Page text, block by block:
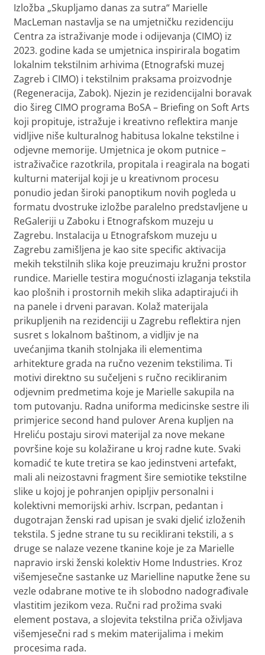
Izložba „Skupljamo danas za sutra“ Marielle
MacLeman nastavlja se na umjetničku rezidenciju
Centra za istraživanje mode i odijevanja (CIMO) iz
2023. godine kada se umjetnica inspirirala bogatim
lokalnim tekstilnim arhivima (Etnografski muzej
Zagreb i CIMO) i tekstilnim praksama proizvodnje
(Regeneracija, Zabok). Njezin je rezidencijalni boravak
dio šireg CIMO programa BoSA – Briefing on Soft Arts
koji propituje, istražuje i kreativno reflektira manje
vidljive niše kulturalnog habitusa lokalne tekstilne i
odjevne memorije. Umjetnica je okom putnice –
istraživačice razotkrila, propitala i reagirala na bogati
kulturni materijal koji je u kreativnom procesu
ponudio jedan široki panoptikum novih pogleda u
formatu dvostruke izložbe paralelno predstavljene u
ReGaleriji u Zaboku i Etnografskom muzeju u
Zagrebu. Instalacija u Etnografskom muzeju u
Zagrebu zamišljena je kao site specific aktivacija
mekih tekstilnih slika koje preuzimaju kružni prostor
rundice. Marielle testira mogućnosti izlaganja tekstila
kao plošnih i prostornih mekih slika adaptirajući ih
na panele i drveni paravan. Kolaž materijala
prikupljenih na rezidenciji u Zagrebu reflektira njen
susret s lokalnom baštinom, a vidljiv je na
uvećanjima tkanih stolnjaka ili elementima
arhitekture grada na ručno vezenim tekstilima. Ti
motivi direktno su sučeljeni s ručno recikliranim
odjevnim predmetima koje je Marielle sakupila na
tom putovanju. Radna uniforma medicinske sestre ili
primjerice second hand pulover Arena kupljen na
Hreliću postaju sirovi materijal za nove mekane
površine koje su kolažirane u kroj radne kute. Svaki
komadić te kute tretira se kao jedinstveni artefakt,
mali ali neizostavni fragment šire semiotike tekstilne
slike u kojoj je pohranjen opipljiv personalni i
kolektivni memorijski arhiv. Iscrpan, pedantan i
dugotrajan ženski rad upisan je svaki djelić izloženih
tekstila. S jedne strane tu su reciklirani tekstili, a s
druge se nalaze vezene tkanine koje je za Marielle
napravio irski ženski kolektiv Home Industries. Kroz
višemjesečne sastanke uz Marielline naputke žene su
vezle odabrane motive te ih slobodno nadograđivale
vlastitim jezikom veza. Ručni rad prožima svaki
element postava, a slojevita tekstilna priča oživljava
višemjesečni rad s mekim materijalima i mekim
procesima rada.